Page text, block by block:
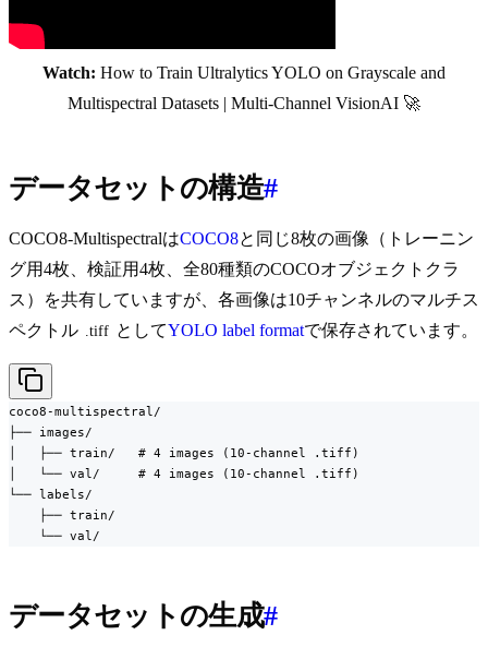
Watch: How to Train Ultralytics YOLO on Grayscale and
Multispectral Datasets | Multi-Channel VisionAI 🚀
データセットの構造#
COCO8-MultispectralはCOCO8と同じ8枚の画像（トレーニン
グ用4枚、検証用4枚、全80種類のCOCOオブジェクトクラ
ス）を共有していますが、各画像は10チャンネルのマルチス
ペクトル .tiff としてYOLO label formatで保存されています。
coco8-multispectral/
├── images/
│   ├── train/   # 4 images (10-channel .tiff)
│   └── val/     # 4 images (10-channel .tiff)
└── labels/
    ├── train/
    └── val/
データセットの生成#